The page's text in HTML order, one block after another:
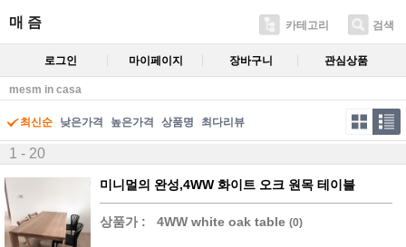
매 즘 카테고리 검색
로그인 마이페이지 장바구니 관심상품
mesm in casa
최신순 낮은가격 높은가격 상품명 최다리뷰
1 - 20
미니멀의 완성,4WW 화이트 오크 원목 테이블
상품가 : 4WW white oak table (0)